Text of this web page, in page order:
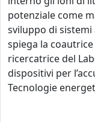
potenziale come
sviluppo di sistemi
spiega la
ricercatrice del
dispositivi per
Tecnologie